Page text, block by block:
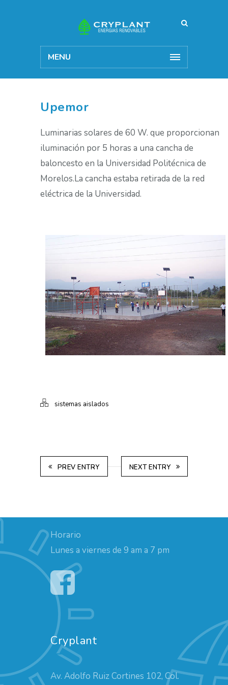
MENU
Upemor
Luminarias solares de 60 W. que proporcionan
iluminación por 5 horas a una cancha de
baloncesto en la Universidad Politécnica de
Morelos.La cancha estaba retirada de la red
eléctrica de la Universidad.
sistemas aislados
PREV ENTRY NEXT ENTRY
Horario
Lunes a viernes de 9 am a 7 pm
Cryplant
Av. Adolfo Ruiz Cortines 102, Col.